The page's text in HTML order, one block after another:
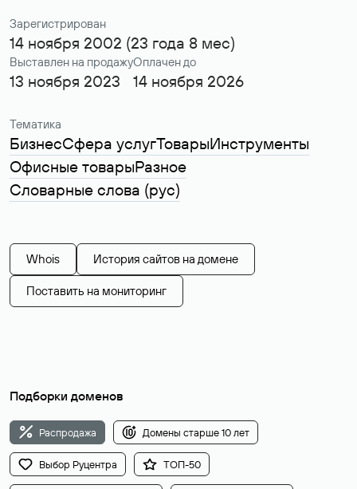
Зарегистрирован
14 ноября 2002 (23 года 8 мес)
Выставлен на продажу
13 ноября 2023
Оплачен до
14 ноября 2026
Тематика
БизнесСфера услугТоварыИнструменты
Офисные товарыРазное
Словарные слова (рус)
Whois История сайтов на домене
Поставить на мониторинг
Подборки доменов
Распродажа Домены старше 10 лет
Выбор Руцентра ТОП-50